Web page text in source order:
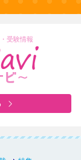
受験情報